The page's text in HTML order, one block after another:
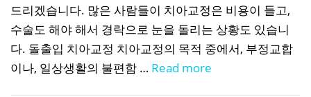
드리겠습니다. 많은 사람들이 치아교정은 비용이 들고,
수술도 해야 해서 경락으로 눈을 돌리는 상황도 있습니
다. 돌출입 치아교정 치아교정의 목적 중에서, 부정교합
이나, 일상생활의 불편함 … Read more